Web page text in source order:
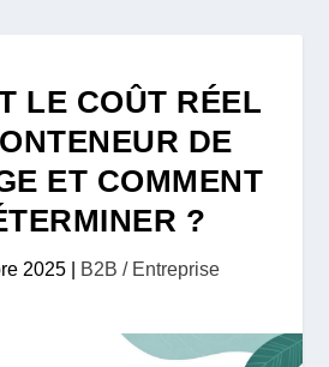
LE COÛT RÉEL
DE
ET COMMENT
?
2025| B2B / Entreprise